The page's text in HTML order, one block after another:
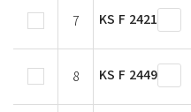
7 KS F 2421
8 KS F 2449